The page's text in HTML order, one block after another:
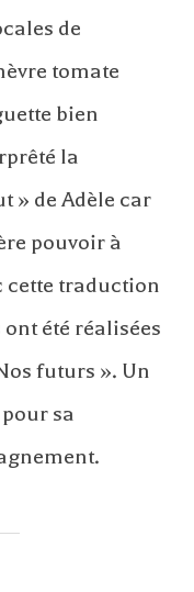
de
tomate
bien
la
» de Adèle car
pouvoir à
cette traduction
été réalisées
futurs ». Un
sa